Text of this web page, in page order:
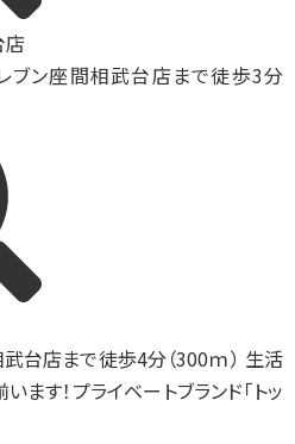
ブン座間相武台店まで徒歩3分
台店まで徒歩4分（300ｍ） 生活
ます！プライベートブランド「トッ